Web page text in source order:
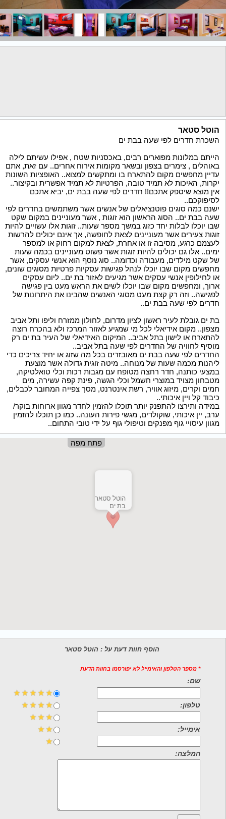
הוטל סטאר
השכרת חדרים לפי שעה בבת ים
הייתם במלונות מפוארים רבים, באכסניות שטח , אפילו עשיתם לילה
באוהלים , צימרים בצפון ובשאר מקומות אירוח אחרים.. עם זאת, אתם
עדיין מחפשים מקום להתארח בו ומתקשים למצוא.. האופציות השונות
יקרות, האיכות לא תמיד טובה, הפרטיות לא תמיד אפשרית ובקיצור..
אין מוצא שיספק אתכם!! חדרים לפי שעה בבת ים, יביא אתכם
לסיפוקכם..
ישנם כמה סוגים פוטנציאלים של אנשים אשר משתמשים בחדרים לפי
שעה בבת ים.. הסוג הראשון הוא זוגות , אשר מעוניינים במקום שקט
שבו יוכלו לבלות יחד כזוג במשך מספר שעות.. זוגות אלו עשויים להיות
זוגות צעירים אשר מעוניינים לצאת לחופשה, אך אינם יכולים להרשות
לעצמם כרגע, מסיבה זו או אחרת, לצאת למקום רחוק או למספר
ימים.. אלו גם יכולים להיות זוגות אשר פשוט מעוניינים בכמה שעות
של שקט מילדים, מעבודה וכדומה.. סוג נוסף הוא אנשי עסקים, אשר
מחפשים מקום שבו יוכלו לנהל פגישות עסקיות פרטיות מסוגים שונים,
או לחילופין אנשי עסקים אשר מגיעים לאזור בת ים.. ליום עסקים
ארוך, ומחפשים מקום שבו יוכלו לשים את הראש מעט בין פגישה
לפגישה.. וזה רק קצת מעט מסוגי האנשים שהבינו את היתרונות של
חדרים לפי שעה בבת ים..
בת ים גובלת לעיר ראשון לציון מדרום, לחולון ממזרח וליפו ותל אביב
מצפון.. מקום אידיאלי לכל מי שמגיע לאזור המרכז ולא בהכרח רוצה
להתארח או לישון בתל אביב.. המיקום האידיאלי של העיר בת ים רק
מוסיף לחוויה של החדרים לפי שעה בתל אביב..
החדרים לפי שעה בבת ים מאובזרים בכל מה שזוג או יחיד צריכים כדי
ליהנות מכמה שעות של מנוחה.. מיטה זוגית גדולה אשר מוצעת
במצעי כותנה, חדר רחצה מטופח עם מגבות רכות וכלי טואלטיקה,
מטבחון מצויד במוצרי חשמל וכלי הגשה, פינת קפה עשירה, מים
חמים וקרים, מיזוג אוויר, רשת אינטרנט, מסך צפייה המחובר לכבלים,
כיבוד קל ויין איכותי..
במידה ותירצו להתפנק יותר תוכלו להזמין לחדר מגוון ארוחות בוקר/
ערב, יין איכותי, שוקולדים, מגשי פירות העונה.. כמו כן תוכלו להזמין
מגוון עיסויי גוף מפנקים וטיפולי גוף על ידי טובי התחום..
פתח מפה
הוטל סטאר
בת ים
הוסף חוות דעת על : הוטל סטאר
* מספר הטלפון והאימייל לא יפורסמו בחוות הדעת
שם:
טלפון:
אימייל:
המלצה: